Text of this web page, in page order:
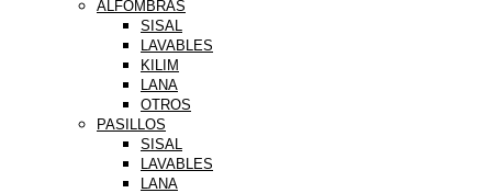
ALFOMBRAS
SISAL
LAVABLES
KILIM
LANA
OTROS
PASILLOS
SISAL
LAVABLES
LANA